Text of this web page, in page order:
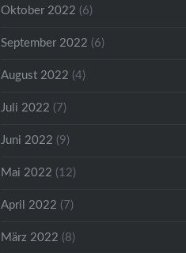
Oktober 2022 (6)
September 2022 (6)
August 2022 (4)
Juli 2022 (7)
Juni 2022 (9)
Mai 2022 (12)
April 2022 (7)
März 2022 (8)